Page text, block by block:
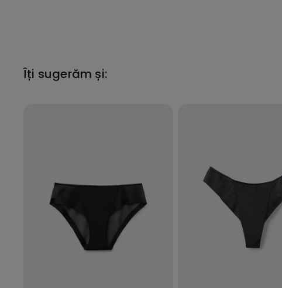
Îți sugerăm și: